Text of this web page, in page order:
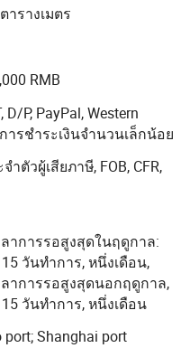
นซึ่งรวมถึงผู้จัดการ 50
ารางเมตรและพร้อมด้วย
ร
มาตรฐาน : ISO9001:
ละความสามารถในการ
ออสเตรเลียยาว
ารางเมตร
RMB
D/P, PayPal, Western
ารชำระเงินจำนวนเล็กน้อย
ำตัวผู้เสียภาษี, FOB, CFR,
ลาการรอสูงสุดในฤดูกาล:
วันทำการ, หนึ่งเดือน,
ลาการรอสูงสุดนอกฤดูกาล,
วันทำการ, หนึ่งเดือน
port; Shanghai port